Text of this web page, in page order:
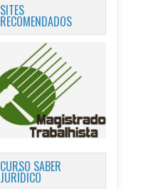
SITES
RECOMENDADOS
CURSO SABER
JURÍDICO